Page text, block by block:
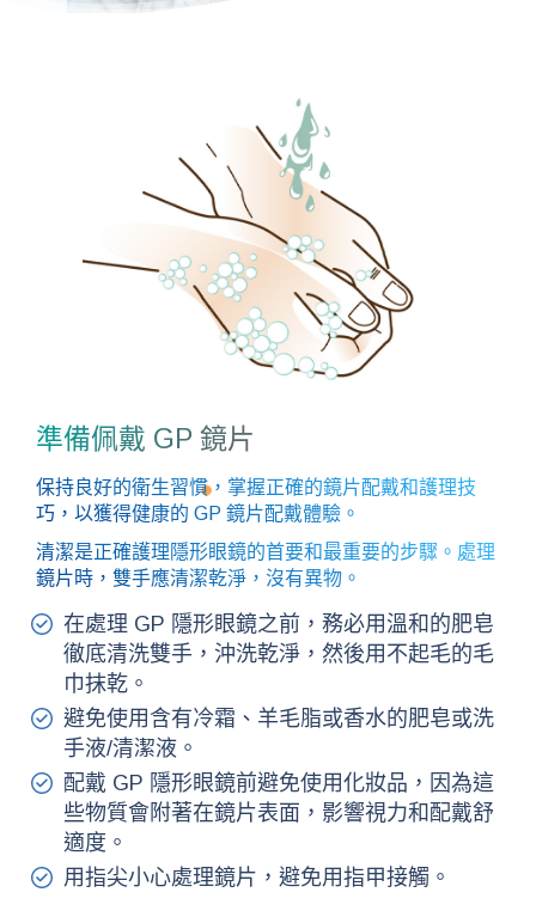
準備佩戴 GP 鏡片
保持良好的衛生習慣，掌握正確的鏡片配戴和護理技
巧，以獲得健康的 GP 鏡片配戴體驗。
清潔是正確護理隱形眼鏡的首要和最重要的步驟。處理
鏡片時，雙手應清潔乾淨，沒有異物。
在處理 GP 隱形眼鏡之前，務必用溫和的肥皂
徹底清洗雙手，沖洗乾淨，然後用不起毛的毛
巾抹乾。
避免使用含有冷霜、羊毛脂或香水的肥皂或洗
手液/清潔液。
配戴 GP 隱形眼鏡前避免使用化妝品，因為這
些物質會附著在鏡片表面，影響視力和配戴舒
適度。
用指尖小心處理鏡片，避免用指甲接觸。